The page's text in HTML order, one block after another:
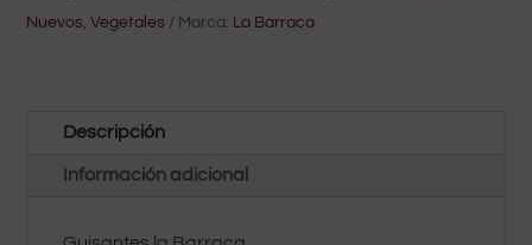
Nuevos ,Vegetales Marca: La Barraca
Descripción
Información adicional